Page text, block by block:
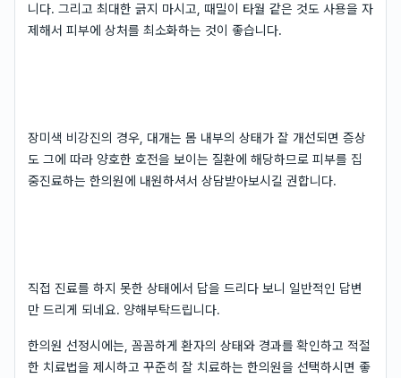
니다. 그리고 최대한 긁지 마시고, 때밀이 타월 같은 것도 사용을 자
제해서 피부에 상처를 최소화하는 것이 좋습니다.
장미색 비강진의 경우, 대개는 몸 내부의 상태가 잘 개선되면 증상
도 그에 따라 양호한 호전을 보이는 질환에 해당하므로 피부를 집
중진료하는 한의원에 내원하셔서 상담받아보시길 권합니다.
직접 진료를 하지 못한 상태에서 답을 드리다 보니 일반적인 답변
만 드리게 되네요. 양해부탁드립니다.
한의원 선정시에는, 꼼꼼하게 환자의 상태와 경과를 확인하고 적절
한 치료법을 제시하고 꾸준히 잘 치료하는 한의원을 선택하시면 좋